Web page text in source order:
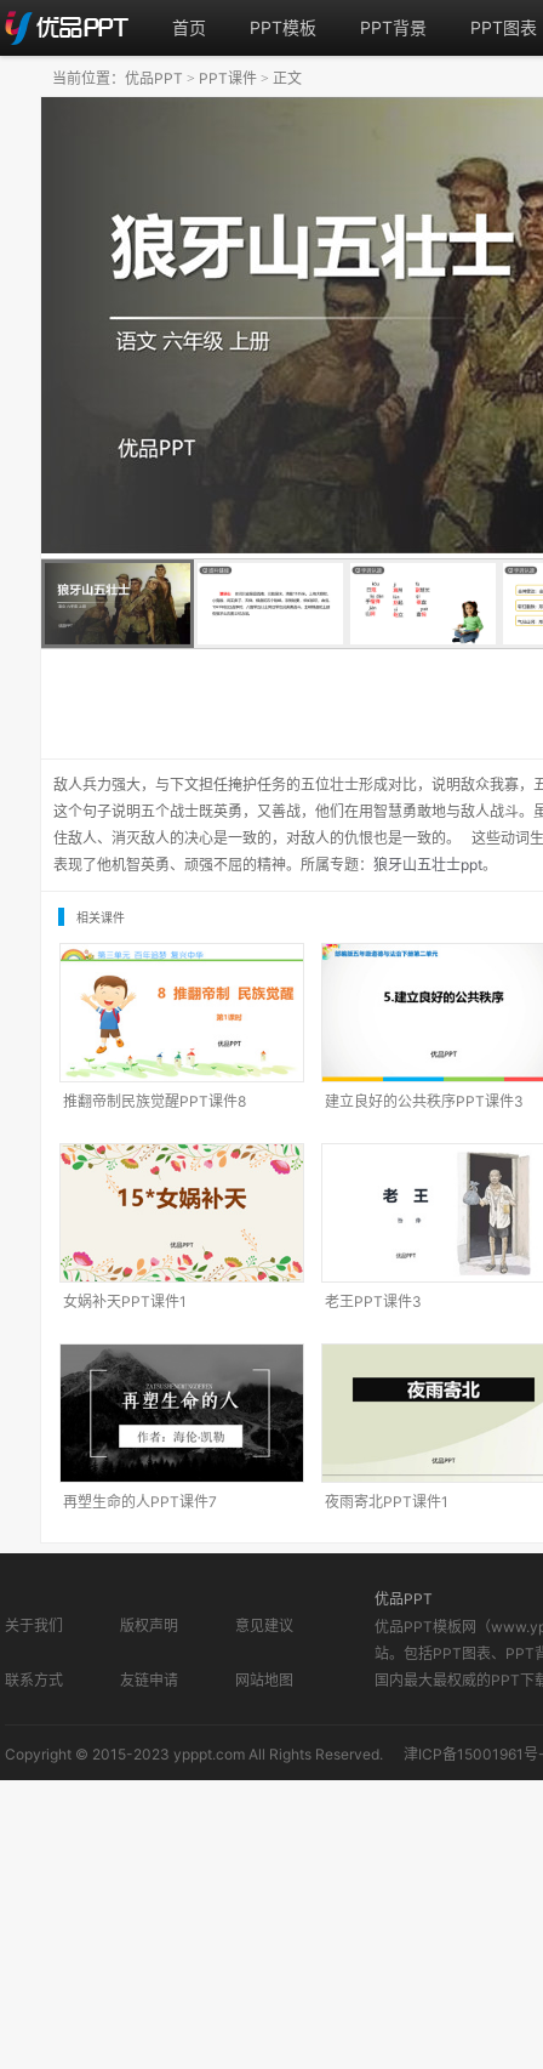
首页 PPT模板 PPT背景 PPT图表
敌人兵力强大，与下文担任掩护任务的五位壮士形成对比，说明敌众我寡
这个句子说明五个战士既英勇，又善战，他们在用智慧勇敢地与敌人战斗
住敌人、消灭敌人的决心是一致的，对敌人的仇恨也是一致的。 这些动词
表现了他机智英勇、顽强不屈的精神。所属专题： 狼牙山五壮士ppt。
当前位置： 优品PPT > PPT课件 > 正文
相关课件
推翻帝制民族觉醒PPT课件8 建立良好的公共秩序PPT课件3
女娲补天PPT课件1 老王PPT课件3
再塑生命的人PPT课件7 夜雨寄北PPT课件1
关于我们 版权声明 意见建议
联系方式 友链申请 网站地图
优品PPT
优品PPT模板网（
站。包括PPT图表、PPT
国内最大最权威的PPT下
Copyright © 2015-2023 ypppt.com All Rights Reserved. 津ICP备15001961号